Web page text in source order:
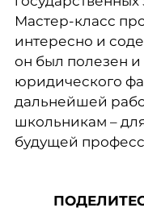
Мастер-класс
интересно и
он был полезен и
юридического
дальнейшей
школьникам –
будущей